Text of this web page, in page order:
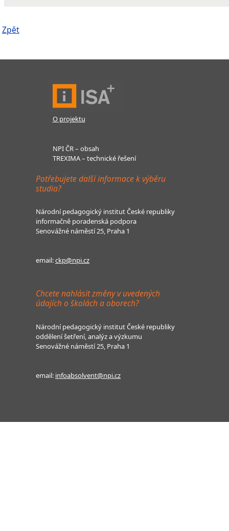
Zpět
O projektu
NPI ČR – obsah
TREXIMA – technické řešení
Potřebujete další informace k výběru
studia?
Národní pedagogický institut České republiky
informačně poradenská podpora
Senovážné náměstí 25, Praha 1
email:ckp@npi.cz
Chcete nahlásit změny v uvedených
údajích o školách a oborech?
Národní pedagogický institut České republiky
oddělení šetření, analýz a výzkumu
Senovážné náměstí 25, Praha 1
email: infoabsolvent@npi.cz